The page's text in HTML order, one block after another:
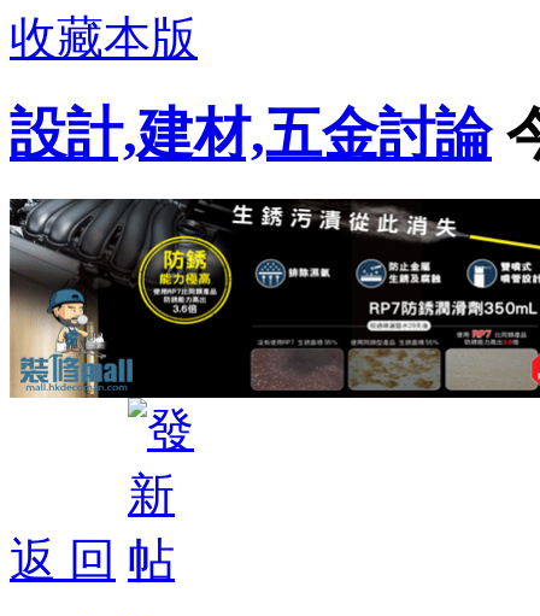
收藏本版
設計,建材,五金討論
返 回